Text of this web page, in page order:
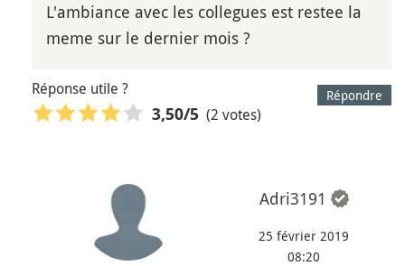
L'ambiance avec les collegues est restee la
meme sur le dernier mois ?
Répondre
Réponse utile ?
3,50/5 (2 votes)
Adri3191
25 février 2019
08:20